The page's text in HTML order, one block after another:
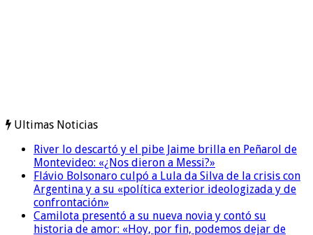
Ultimas Noticias
River lo descartó y el pibe Jaime brilla en Peñarol de
Montevideo: «¿Nos dieron a Messi?»
Flávio Bolsonaro culpó a Lula da Silva de la crisis con
Argentina y a su «política exterior ideologizada y de
confrontación»
Camilota presentó a su nueva novia y contó su
historia de amor: «Hoy, por fin, podemos dejar de